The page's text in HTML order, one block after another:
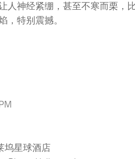
人神经紧绷，甚至不寒而栗，
，特别震撼。
坞星球酒店